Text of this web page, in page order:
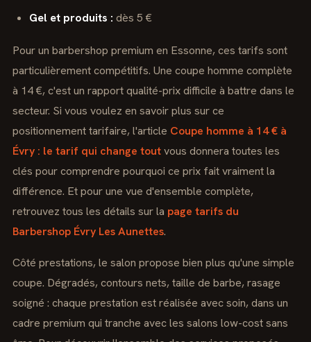
Gel et produits : dès 5 €
Pour un barbershop premium en Essonne, ces tarifs sont
particulièrement compétitifs. Une coupe homme complète
à 14 €, c'est un rapport qualité-prix difficile à battre dans le
secteur. Si vous voulez en savoir plus sur ce
positionnement tarifaire, l'article Coupe homme à 14 € à
Évry : le tarif qui change toutvous donnera toutes les
clés pour comprendre pourquoi ce prix fait vraiment la
différence. Et pour une vue d'ensemble complète,
retrouvez tous les détails sur la page tarifs du
Barbershop Évry Les Aunettes.
Côté prestations, le salon propose bien plus qu'une simple
coupe. Dégradés, contours nets, taille de barbe, rasage
soigné : chaque prestation est réalisée avec soin, dans un
cadre premium qui tranche avec les salons low-cost sans